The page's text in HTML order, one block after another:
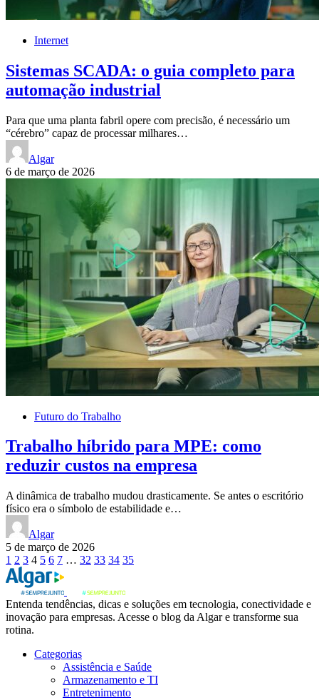
Internet
Sistemas SCADA: o guia completo para
automação industrial
Para que uma planta fabril opere com precisão, é necessário um
“cérebro” capaz de processar milhares…
Algar
6 de março de 2026
Futuro do Trabalho
Trabalho híbrido para MPE: como
reduzir custos na empresa
A dinâmica de trabalho mudou drasticamente. Se antes o escritório
físico era o símbolo de estabilidade e…
Algar
5 de março de 2026
Paginação
de
posts
1 2 3 4 5 6 7 … 32 33 34 35
Entenda tendências, dicas e soluções em tecnologia, conectividade e
inovação para empresas. Acesse o blog da Algar e transforme sua
rotina.
Categorias
Assistência e Saúde
Armazenamento e TI
Entretenimento